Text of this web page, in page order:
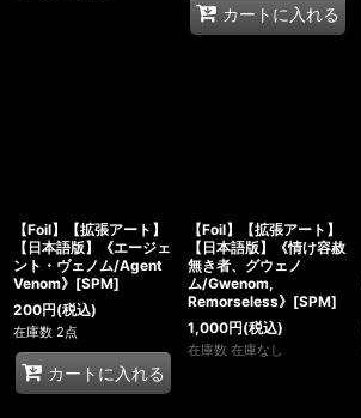
カートに入れる
【Foil】【拡張アート】
【日本語版】《エージェ
ント・ヴェノム/Agent
Venom》[SPM]
200円(税込)
在庫数 2点
カートに入れる
【Foil】【拡張アート】
【日本語版】《情け容赦
無き者、グウェノ
ム/Gwenom,
Remorseless》[SPM]
1,000円(税込)
在庫数 在庫なし